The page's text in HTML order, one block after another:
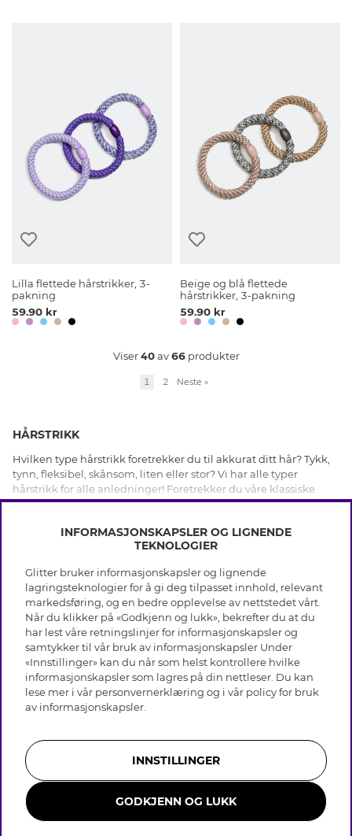
Lilla flettede hårstrikker, 3-
pakning
59.90 kr
Beige og blå flettede
hårstrikker, 3-pakning
59.90 kr
Viser40av66produkter
1 2 Neste »
HÅRSTRIKK
Hvilken type hårstrikk foretrekker du til akkurat ditt hår? Tykk,
tynn, fleksibel, skånsom, liten eller stor? Vi har alle typer
hårstrikk for alle anledninger! Foretrekker du våre klassiske
hårstrikk i multipack eller ønsker du å piffe opp håret med
forskjellige størrelser og farger og et stort utvalg av festlige
hårstrikk med blomster, perler og glass steiner. Her vil du også
ideell for bruk i fletter og tynnere hår. Gå heller ikke glipp av
våre populære spiralstrikk som er ekstra skånsomme mot håret
og kommer i flere farger du kan velge mellom.
INFO
Vilkår
Personvern
Cookies
Medlemsvilkår
Jobb hos Glitter
Tilbakekalling
Gavekort saldo
OM GLITTER
Black Friday
Våre butikker
Varemerker
Selskapets historie
Åpenhetsloven
Likestillingsredegjørelse 2025
HJELP
Vanlige spørsmål
Kundeservice
Skjøtselråd skinnhansker
Storrelsesguide for ringer
Smykker i rustfritt stål
Bli medlem
INFORMASJONSKAPSLER OG LIGNENDE
TEKNOLOGIER
Glitter bruker informasjonskapsler og lignende
lagringsteknologier for å gi deg tilpasset innhold, relevant
markedsføring, og en bedre opplevelse av nettstedet vårt.
Når du klikker på «Godkjenn og lukk», bekrefter du at du
har lest våre retningslinjer for informasjonskapsler og
samtykker til vår bruk av informasjonskapsler Under
«Innstillinger» kan du når som helst kontrollere hvilke
informasjonskapsler som lagres på din nettleser. Du kan
lese mer i vår personvernerklæring og i vår policy for bruk
av informasjonskapsler
INNSTILLINGER
GODKJENN OG LUKK